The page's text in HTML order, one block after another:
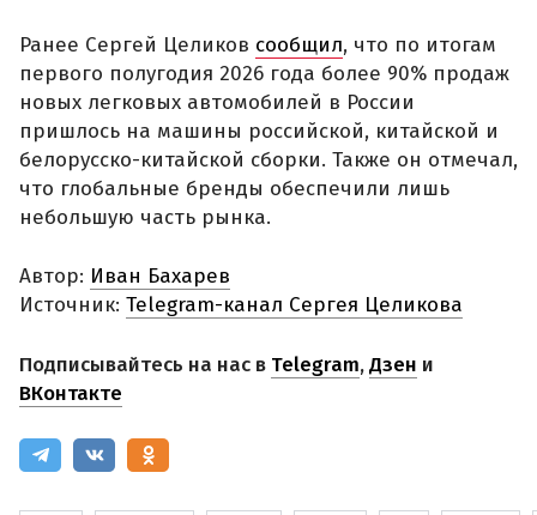
Ранее Сергей Целиков сообщил, что по итогам
первого полугодия 2026 года более 90% продаж
новых легковых автомобилей в России
пришлось на машины российской, китайской и
белорусско-китайской сборки. Также он отмечал,
что глобальные бренды обеспечили лишь
небольшую часть рынка.
Автор: Иван Бахарев
Источник: Telegram-канал Сергея Целикова
Подписывайтесь на нас в Telegram,Дзен и
ВКонтакте